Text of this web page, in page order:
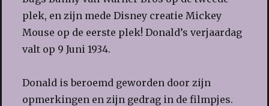
plek, en zijn mede Disney creatie Mickey
Mouse op de eerste plek! Donald’s verjaardag
valt op 9 Juni 1934.
Donald is beroemd geworden door zijn
opmerkingen en zijn gedrag in de filmpjes.